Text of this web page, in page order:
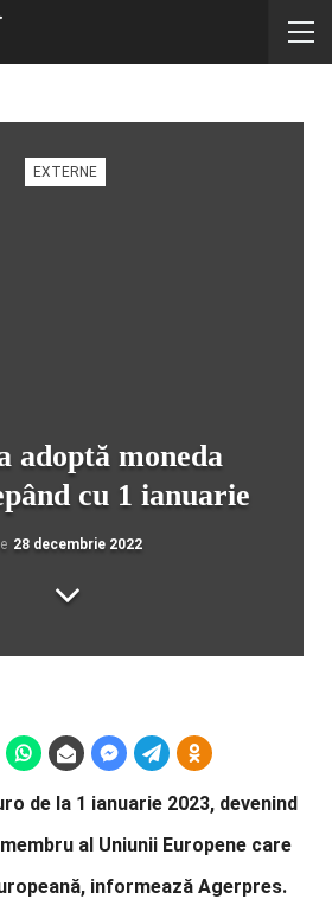
EXTERNE
adoptă moneda
cu 1 ianuarie
28 decembrie 2022
de la 1 ianuarie 2023, devenind
al Uniunii Europene care
informează Agerpres.